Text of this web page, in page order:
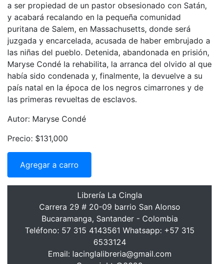
a ser propiedad de un pastor obsesionado con Satán,
y acabará recalando en la pequeña comunidad
puritana de Salem, en Massachusetts, donde será
juzgada y encarcelada, acusada de haber embrujado a
las niñas del pueblo. Detenida, abandonada en prisión,
Maryse Condé la rehabilita, la arranca del olvido al que
había sido condenada y, finalmente, la devuelve a su
país natal en la época de los negros cimarrones y de
las primeras revueltas de esclavos.
Autor: Maryse Condé
Precio: $131,000
Agregar a carro
Librería La Cingla
Carrera 29 # 20-09 barrio San Alonso
Bucaramanga, Santander - Colombia
Teléfono: 57 315 4143561 Whatsapp: +57 315
6533124
Email: lacinglalibreria@gmail.com